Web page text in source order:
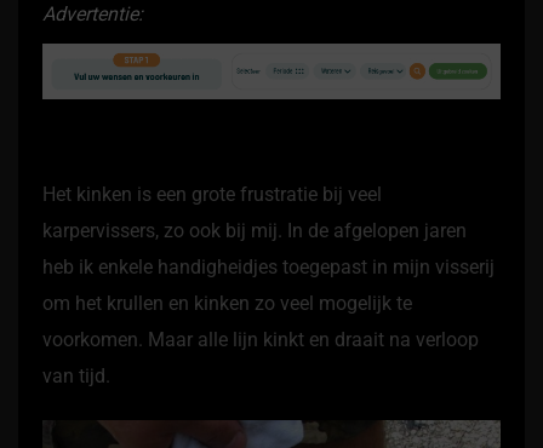
Advertentie:
Het kinken is een grote frustratie bij veel
karpervissers, zo ook bij mij. In de afgelopen jaren
heb ik enkele handigheidjes toegepast in mijn visserij
om het krullen en kinken zo veel mogelijk te
voorkomen. Maar alle lijn kinkt en draait na verloop
van tijd.